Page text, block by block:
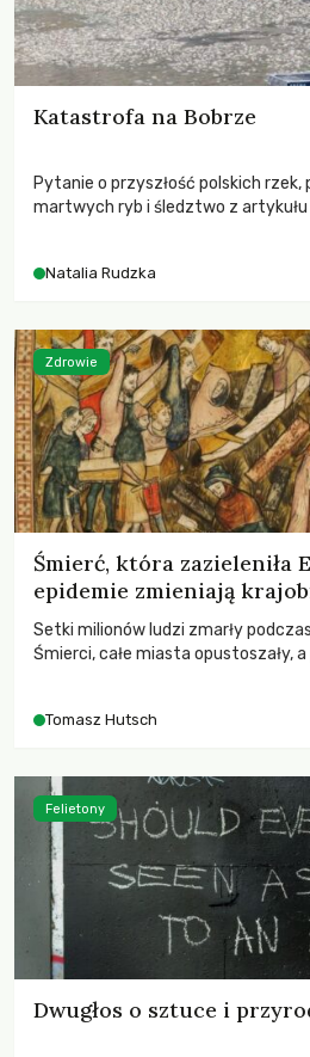
Katastrofa na Bobrze
Pytanie o przyszłość polskich
martwych ryb i śledztwo z artykułu
zdarzeń prowadzących do
Natalia Rudzka
Śmierć, która zazieleniła
epidemie zmieniają
Setki milionów ludzi zmarły
Śmierci, całe miasta opustoszały,
największych katastrof w swoich
Tomasz Hutsch
Zdrowie
Dwugłos o sztuce i
Felietony